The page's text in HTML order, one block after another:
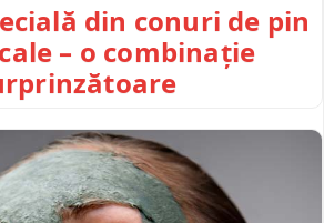
din conuri de pin
– o combinație